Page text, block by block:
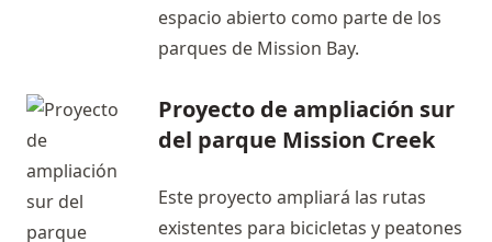
espacio abierto como parte de los
parques de Mission Bay.
Proyecto de ampliación sur
del parque Mission Creek
Este proyecto ampliará las rutas
existentes para bicicletas y peatones